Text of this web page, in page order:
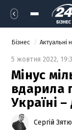
Бізнес Актуальні
5 жовтня 2022,
Мінус
вдарила
Україні
Сергій